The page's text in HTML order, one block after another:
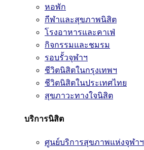
หอพัก
กีฬาและสุขภาพนิสิต
โรงอาหารและคาเฟ่
กิจกรรมและชมรม
รอบรั้วจุฬาฯ
ชีวิตนิสิตในกรุงเทพฯ
ชีวิตนิสิตในประเทศไทย
สุขภาวะทางใจนิสิต
บริการนิสิต
ศูนย์บริการสุขภาพแห่งจุฬาฯ